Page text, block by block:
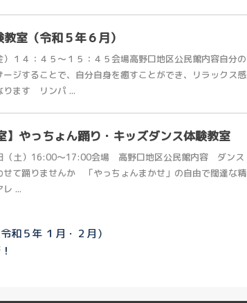
室（令和５年６月）
１４：４５～１５：４５会場高野口地区公民館内容自分の
ジすることで、自分自身を癒すことができ、リラックス感
ります リンパ ...
】やっちょん踊り・キッズダンス体験教室
（土）16:00～17:00会場 高野口地区公民館内容 ダンス
せて踊りませんか 「やっちょんまかせ」の自由で闊達な精
...
和５年 １月・２月）